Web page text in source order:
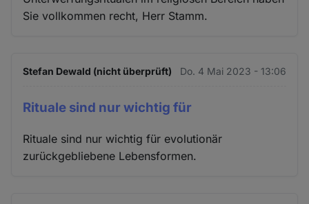
Sie vollkommen recht, Herr Stamm.
Stefan Dewald (nicht überprüft) Do. 4 Mai 2023 - 13:06
Rituale sind nur wichtig für
Rituale sind nur wichtig für evolutionär
zurückgebliebene Lebensformen.